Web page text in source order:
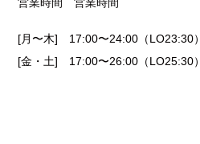
営業時間 営業時間
[月〜木] 17:00〜24:00（LO23:30）
[金・土] 17:00〜26:00（LO25:30）